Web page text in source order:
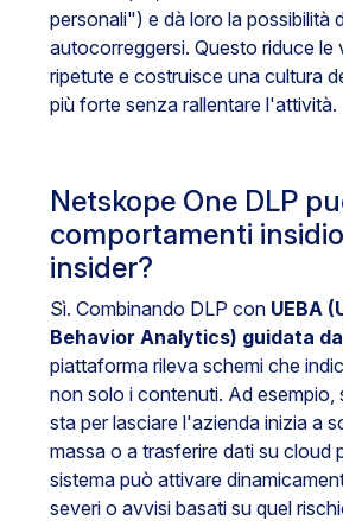
personali") e dà loro la possibilità
autocorreggersi. Questo riduce le
ripetute e costruisce una cultura
più forte senza rallentare l'attività.
Netskope One DLP
comportamenti
insider?
Sì. Combinando DLP con UEBA
Behavior Analytics) guidata
piattaforma rileva schemi che
non solo i contenuti. Ad esempio,
sta per lasciare l'azienda inizia a
massa o a trasferire dati su cloud
sistema può attivare
severi o avvisi basati su quel